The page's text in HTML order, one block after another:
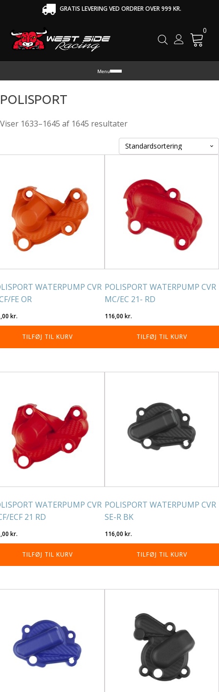
GRATIS LEVERING VED ORDRER OVER 999 KR.
0
Menu
POLISPORT
Viser 1633–1645 af 1645 resultater
WATERPUMP CVR
FE OR
kr.
TILFØJ TIL KURV
POLISPORT WATERPUMP CVR
MC/EC 21- RD
116,00kr.
TILFØJ TIL KURV
WATERPUMP CVR
ECF 21 RD
kr.
TILFØJ TIL KURV
POLISPORT WATERPUMP CVR
SE-R BK
116,00kr.
TILFØJ TIL KURV